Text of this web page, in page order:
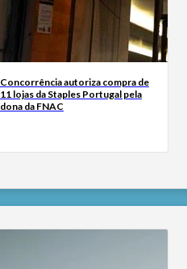
Concorrência autoriza compra de
11 lojas da Staples Portugal pela
dona da FNAC